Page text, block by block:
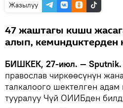
Жазылуу
47 жаштагы киши
алып, кеминдиктерден
БИШКЕК, 27-июл. — Sputnik.
православ чиркөөсүнүн
талкалоого шектелген
тууралуу Чүй ОИИБден